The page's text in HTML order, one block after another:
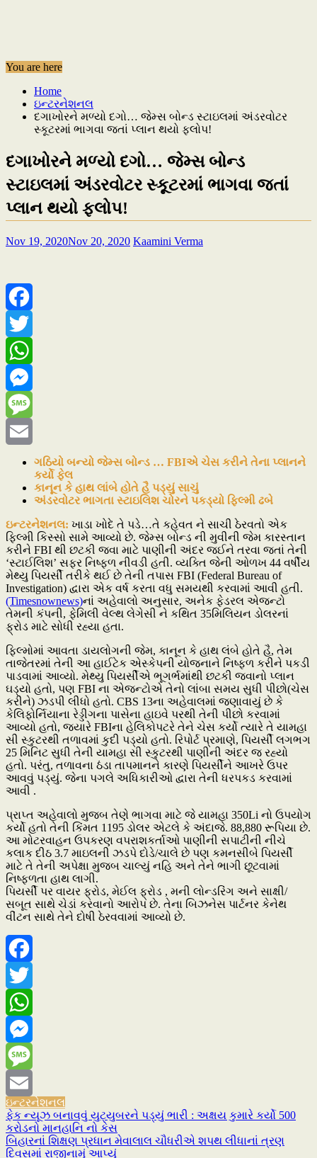
You are here
Home
ઇન્ટરનેશનલ
દગાખોરને મળ્યો દગો… જેમ્સ બોન્ડ સ્ટાઇલમાં અંડરવોટર
સ્કૂટરમાં ભાગવા જતાં પ્લાન થયો ફ્લોપ!
દગાખોરને મળ્યો દગો… જેમ્સ બોન્ડ
સ્ટાઇલમાં અંડરવોટર સ્કૂટરમાં ભાગવા જતાં
પ્લાન થયો ફ્લોપ!
Nov 19, 2020Nov 20, 2020 Kaamini Verma
Facebook
Twitter
WhatsApp
Messenger
Message
ગઠિયો બન્યો જેમ્સ બોન્ડ … FBIએ ચેસ કરીને તેના પ્લાનને
કર્યો ફેલ
કાનૂન કે હાથ લાંબે હોતે હૈ પડ્યું સાચું
અંડરવોટર ભાગતા સ્ટાઇલિશ ચોરને પકડ્યો ફિલ્મી ઢબે
ઇન્ટરનેશનલ: ખાડા ખોદે તે પડે…તે કહેવત ને સાચી ઠેરવતો એક
ફિલ્મી કિસ્સો સામે આવ્યો છે. જેમ્સ બોન્ડ ની મુવીની જેમ કારસ્તાન
કરીને FBI થી છટકી જવા માટે પાણીની અંદર જઈને તરવા જતાં તેની
‘સ્ટાઈલિશ’ સફર નિષ્ફળ નીવડી હતી. વ્યક્તિ જેની ઓળખ 44 વર્ષીય
મેથ્યુ પિયર્સી તરીકે થઈ છે તેની તપાસ FBI (Federal Bureau of
Investigation) દ્વારા એક વર્ષ કરતા વધુ સમયથી કરવામાં આવી હતી.
(Timesnownews)નાં અહેવાલો અનુસાર, અનેક ફેડરલ એજન્ટો
તેમની કંપની, ફેમિલી વેલ્થ લેગેસી ને કથિત 35મિલિયન ડોલરનાં
ફ્રોડ માટે સોધી રહ્યા હતા.
ફિલ્મોમાં આવતા ડાયલોગની જેમ, કાનૂન કે હાથ લંબે હોતે હૈ, તેમ
તાજેતરમાં તેની આ હાઈટેક એસ્કેપની યોજનાને નિષ્ફળ કરીને પકડી
પાડવામાં આવ્યો. મેથ્યુ પિયર્સીએ ભૂગર્ભમાંથી છટકી જવાનો પ્લાન
ઘડ્યો હતો, પણ FBI ના એજન્ટોએ તેનો લાંબા સમય સુધી પીછો(ચેસ
કરીને) ઝડપી લીધો હતો. CBS 13ના અહેવાલમાં જણાવાયું છે કે
કેલિફોર્નિયાના રેડ્ડીગના પાસેના હાઇવે પરથી તેની પીછો કરવામાં
આવ્યો હતો, જ્યારે FBIના હેલિકોપટરે તેને ચેસ કર્યો ત્યારે તે યામહા
સી સ્કુટરથી તળાવમાં કુદી પડ્યો હતો. રિપોર્ટ પ્રમાણે, પિયર્સી લગભગ
25 મિનિટ સુધી તેની યામહા સી સ્કુટરથી પાણીની અંદર જ રહ્યો
હતો. પરંતુ, તળાવના ઠંડા તાપમાનને કારણે પિયર્સીને આખરે ઉપર
આવવું પડ્યું. જેના પગલે અધિકારીઓ દ્વારા તેની ધરપકડ કરવામાં
આવી .
પ્રાપ્ત અહેવાલો મુજબ તેણે ભાગવા માટે જે યામહા 350Li નો ઉપયોગ
કર્યો હતો તેની કિંમત 1195 ડોલર એટલે કે અંદાજે. 88,880 રૂપિયા છે.
આ મોટરવાહન ઉપકરણ વપરાશકર્તાઓ પાણીની સપાટીની નીચે
કલાક દીઠ 3.7 માઇલની ઝડપે દોડે/ચાલે છે પણ કમનસીબે પિયર્સી
માટે તે તેની અપેક્ષા મુજબ ચાલ્યું નહિ અને તેને ભાગી છૂટવામાં
નિષ્ફળતા હાથ લાગી.
પિયર્સી પર વાયર ફ્રોડ, મેઈલ ફ્રોડ , મની લોન્ડરિંગ અને સાક્ષી/
સબૂત સાથે ચેડાં કરવાનો આરોપ છે. તેના બિઝનેસ પાર્ટનર કેનેથ
વીંટન સાથે તેને દોષી ઠેરવવામાં આવ્યો છે.
Facebook
Twitter
WhatsApp
Messenger
Message
Email
ઇન્ટરનેશનલ
Post
navigation
ફેક ન્યૂઝ બનાવવું યુટ્યુબરને પડ્યું ભારી : અક્ષય કુમારે કર્યો 500
કરોડનો માનહાનિ નો કેસ
બિહારનાં શિક્ષણ પ્રધાન મેવાલાલ ચૌધરીએ શપથ લીધાનાં ત્રણ
દિવસમાં રાજીનામું આપ્યું